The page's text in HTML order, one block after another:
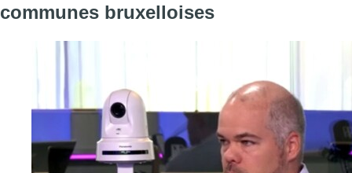
communes bruxelloises